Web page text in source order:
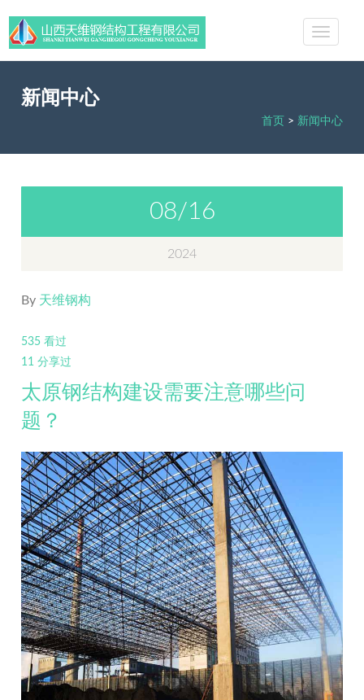
新闻中心
首页 > 新闻中心
08/16
2024
By 天维钢构
535 看过
11 分享过
太原钢结构建设需要注意哪些问
题？